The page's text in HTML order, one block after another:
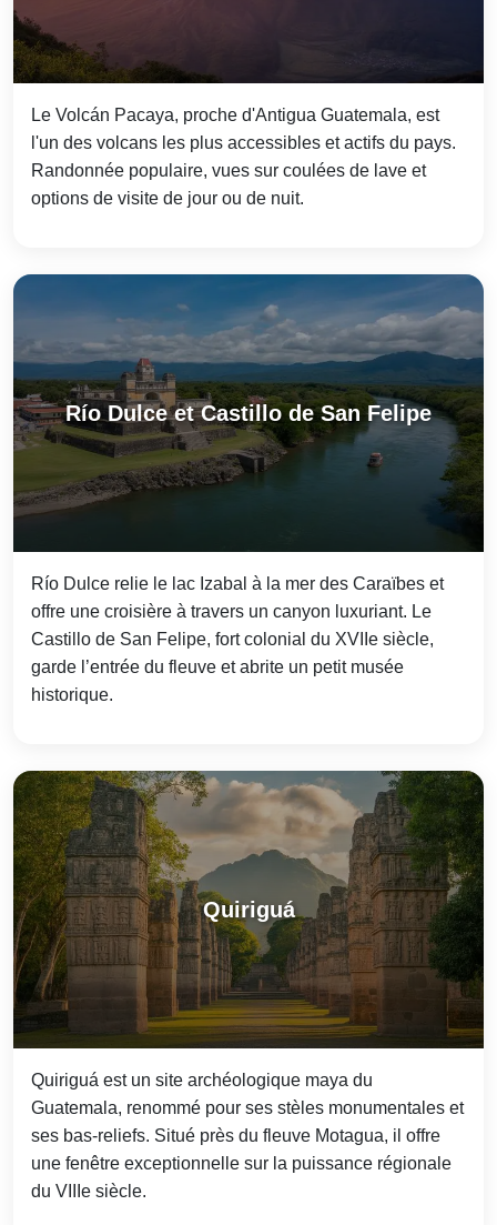
Le Volcán Pacaya, proche d'Antigua Guatemala, est
l'un des volcans les plus accessibles et actifs du pays.
Randonnée populaire, vues sur coulées de lave et
options de visite de jour ou de nuit.
Río Dulce et Castillo de San Felipe
Río Dulce relie le lac Izabal à la mer des Caraïbes et
offre une croisière à travers un canyon luxuriant. Le
Castillo de San Felipe, fort colonial du XVIIe siècle,
garde l’entrée du fleuve et abrite un petit musée
historique.
Quiriguá
Quiriguá est un site archéologique maya du
Guatemala, renommé pour ses stèles monumentales et
ses bas-reliefs. Situé près du fleuve Motagua, il offre
une fenêtre exceptionnelle sur la puissance régionale
du VIIIe siècle.